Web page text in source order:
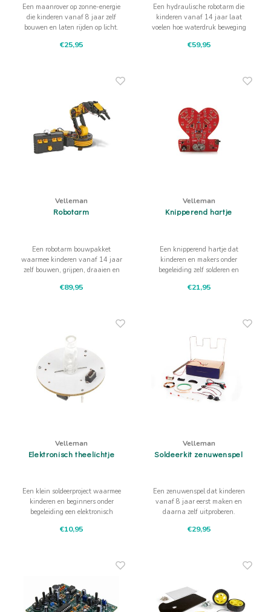
Een maanrover op zonne-energie
die kinderen vanaf 8 jaar zelf
bouwen en laten rijden op licht.
buiten in de zon en overal waar
€25,95
Een hydraulische robotarm die
kinderen vanaf 14 jaar laat
voelen hoe waterdruk beweging
en ontdekken hoe techniek
€59,95
Velleman
Robotarm
Een robotarm bouwpakket
waarmee kinderen vanaf 14 jaar
zelf bouwen, grijpen, draaien en
verlichte grijper wordt robotica
€89,95
Velleman
Knipperend hartje
Een knipperend hartje dat
kinderen en makers onder
begeleiding zelf solderen en
beweging. Met rode leds en
€21,95
Velleman
Elektronisch theelichtje
Een klein soldeerproject waarmee
kinderen en beginners onder
begeleiding een elektronisch
een gele led wordt een eenvoudige
€10,95
Velleman
Soldeerkit zenuwenspel
Een zenuwenspel dat kinderen
vanaf 8 jaar eerst maken en
daarna zelf uitproberen.
hand komen samen in twee DIY-
€29,95